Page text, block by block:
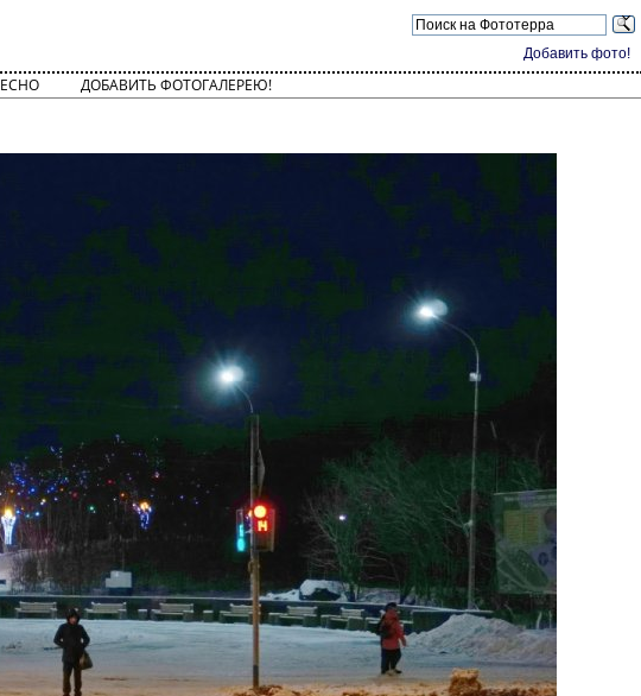
Добавить фото!
ДОБАВИТЬ ФОТОГАЛЕРЕЮ!